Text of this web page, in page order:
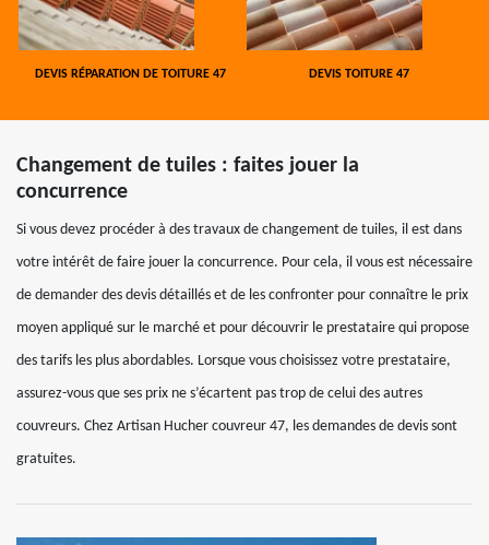
DEVIS RÉPARATION DE TOITURE 47 DEVIS TOITURE 47
Changement de tuiles : faites jouer la
concurrence
Si vous devez procéder à des travaux de changement de tuiles, il est dans
votre intérêt de faire jouer la concurrence. Pour cela, il vous est nécessaire
de demander des devis détaillés et de les confronter pour connaître le prix
moyen appliqué sur le marché et pour découvrir le prestataire qui propose
des tarifs les plus abordables. Lorsque vous choisissez votre prestataire,
assurez-vous que ses prix ne s’écartent pas trop de celui des autres
couvreurs. Chez Artisan Hucher couvreur 47, les demandes de devis sont
gratuites.